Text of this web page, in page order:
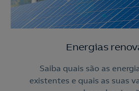
Energias
Saiba quais são as
existentes e quais as suas